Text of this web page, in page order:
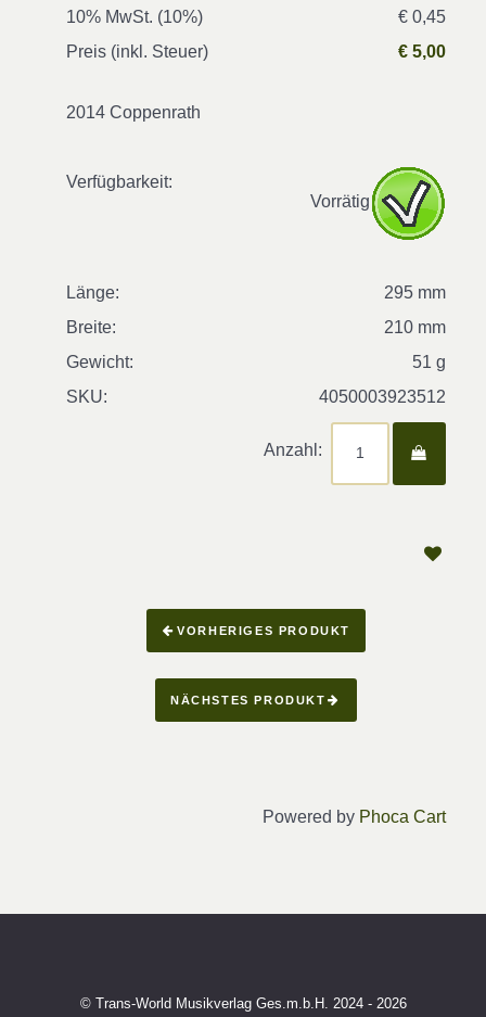
10% MwSt. (10%)
€ 0,45
Preis (inkl. Steuer)
€ 5,00
2014 Coppenrath
Verfügbarkeit:
Vorrätig
Länge:
295 mm
Breite:
210 mm
Gewicht:
51 g
SKU:
4050003923512
Anzahl:
VORHERIGES PRODUKT
NÄCHSTES PRODUKT
Powered by Phoca Cart
© Trans-World Musikverlag Ges.m.b.H. 2024 - 2026